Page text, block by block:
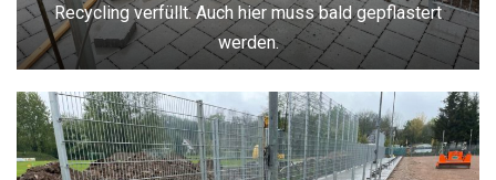
Recycling verfüllt. Auch hier muss bald gepflastert
werden.